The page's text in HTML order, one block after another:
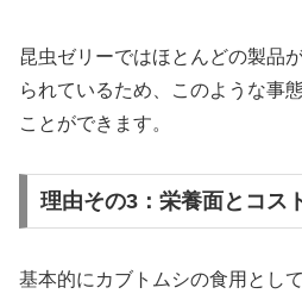
昆虫ゼリーではほとんどの製品
られているため、このような事
ことができます。
理由その3：栄養面とコス
基本的にカブトムシの食用とし